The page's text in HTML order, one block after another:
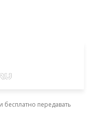
передавать